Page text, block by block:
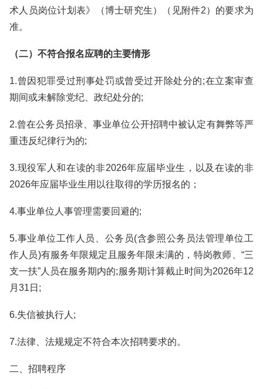
术人员岗位计划表》（博士研究生）（见附件2）的要求为
准。
（二）不符合报名应聘的主要情形
1.曾因犯罪受过刑事处罚或曾受过开除处分的;在立案审查
期间或未解除党纪、政纪处分的;
2.曾在公务员招录、事业单位公开招聘中被认定有舞弊等严
重违反纪律行为的;
3.现役军人和在读的非2026年应届毕业生，以及在读的非
2026年应届毕业生用以往取得的学历报名的；
4.事业单位人事管理需要回避的;
5.事业单位工作人员、公务员(含参照公务员法管理单位工
作人员)有服务年限规定且服务年限未满的，特岗教师、“三
支一扶”人员在服务期内的;服务期计算截止时间为2026年12
月31日;
6.失信被执行人;
7.法律、法规规定不符合本次招聘要求的。
二、招聘程序